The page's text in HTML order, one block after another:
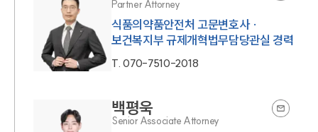
Partner Attorney
식품의약품안전처 고문변호사 ·
보건복지부 규제개혁법무담당관실 경력
T.070-7510-2018
백평욱
Senior Associate Attorney